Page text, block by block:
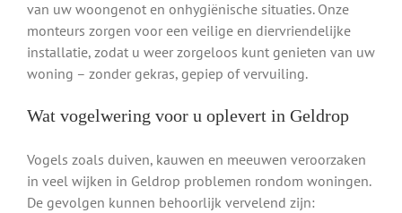
van uw woongenot en onhygiënische situaties. Onze
monteurs zorgen voor een veilige en diervriendelijke
installatie, zodat u weer zorgeloos kunt genieten van uw
woning – zonder gekras, gepiep of vervuiling.
Wat vogelwering voor u oplevert in Geldrop
Vogels zoals duiven, kauwen en meeuwen veroorzaken
in veel wijken in Geldrop problemen rondom woningen.
De gevolgen kunnen behoorlijk vervelend zijn: